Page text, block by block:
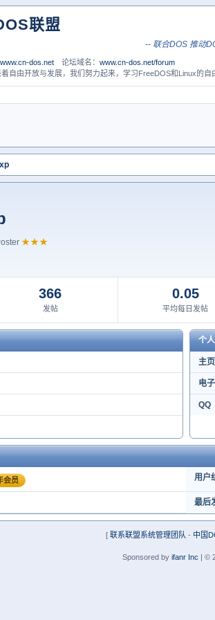
联盟
-- 联合DOS 推动
www.cn-dos.net 论坛域名：www.cn-dos.net/forum
自由开放与发展，我们努力起来，学习FreeDOS和Linux的
★★★
366
发帖
0.05
平均每日发帖
个
主页
电
QQ
会员 用户
最后
[ 联系联盟系统管理团队 - 中国
Sponsored by ifanr Inc | ©